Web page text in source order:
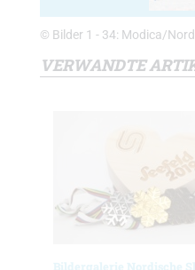
© Bilder 1 - 34: Modica/
VERWANDTE
Bildergalerie Nordische